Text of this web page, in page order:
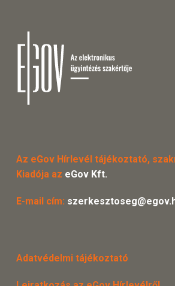
Az eGov Hírlevél tájékoztató,
Kiadója az eGov Kft.
E-mail cím:
Adatvédelmi tájékoztató